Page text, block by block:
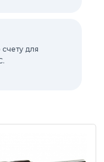
для